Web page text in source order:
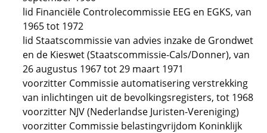
lid Financiële Controlecommissie EEG en EGKS, van
1965 tot 1972
lid Staatscommissie van advies inzake de Grondwet
en de Kieswet (Staatscommissie-Cals/Donner), van
26 augustus 1967 tot 29 maart 1971
voorzitter Commissie automatisering verstrekking
van inlichtingen uit de bevolkingsregisters, tot 1968
voorzitter NJV (Nederlandse Juristen-Vereniging)
voorzitter Commissie belastingvrijdom Koninklijk